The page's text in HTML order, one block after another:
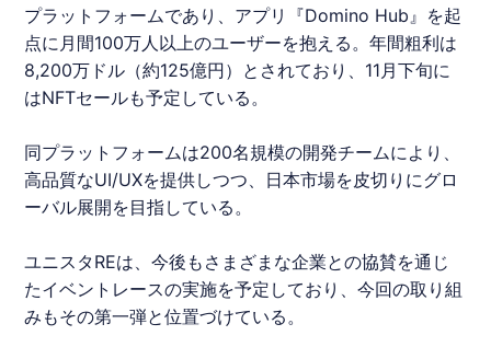
プラットフォームであり、アプリ『Domino Hub』を起
点に月間100万人以上のユーザーを抱える。年間粗利は
8,200万ドル（約125億円）とされており、11月下旬に
はNFTセールも予定している。
同プラットフォームは200名規模の開発チームにより、
高品質なUI/UXを提供しつつ、日本市場を皮切りにグロ
ーバル展開を目指している。
ユニスタREは、今後もさまざまな企業との協賛を通じ
たイベントレースの実施を予定しており、今回の取り組
みもその第一弾と位置づけている。